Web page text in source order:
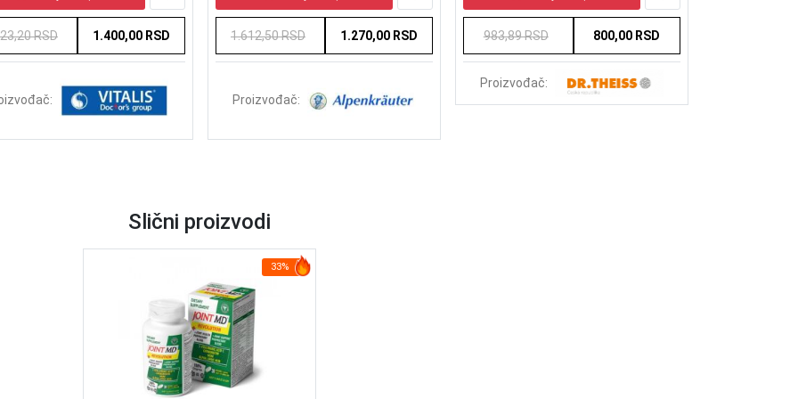
RSD 1.400,00 RSD 1.612,50 RSD 1.270,00 RSD
Proizvođač:
983,89 RSD 800,00 RSD
Proizvođač:
Slični proizvodi
33%